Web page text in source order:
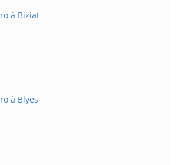
à Biziat
à Blyes